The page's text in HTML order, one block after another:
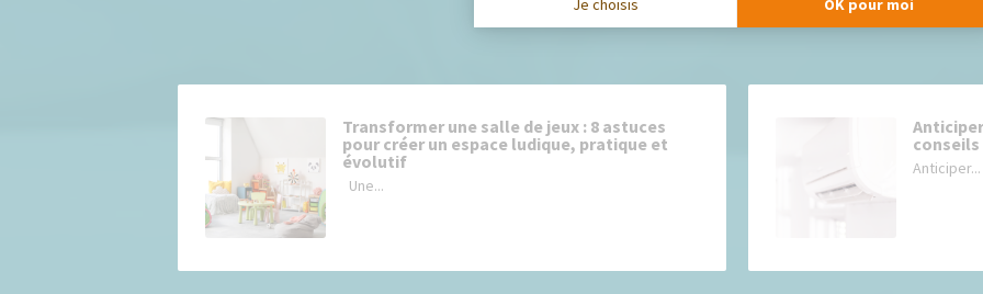
Nos derniers conseils et actus
Transformer une salle de jeux : 8 astuces
pour créer un espace ludique, pratique et
évolutif
Une...
conseils
Anticiper...
Je choisis OK pour moi